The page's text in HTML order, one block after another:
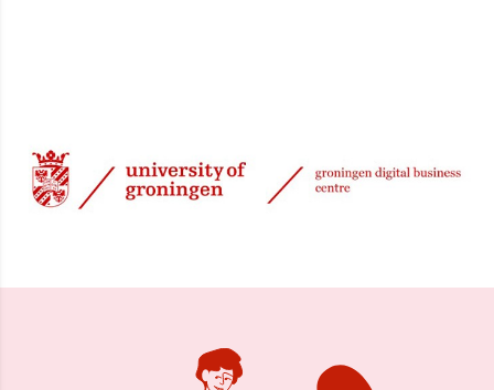
29 jun 2026, 23:07